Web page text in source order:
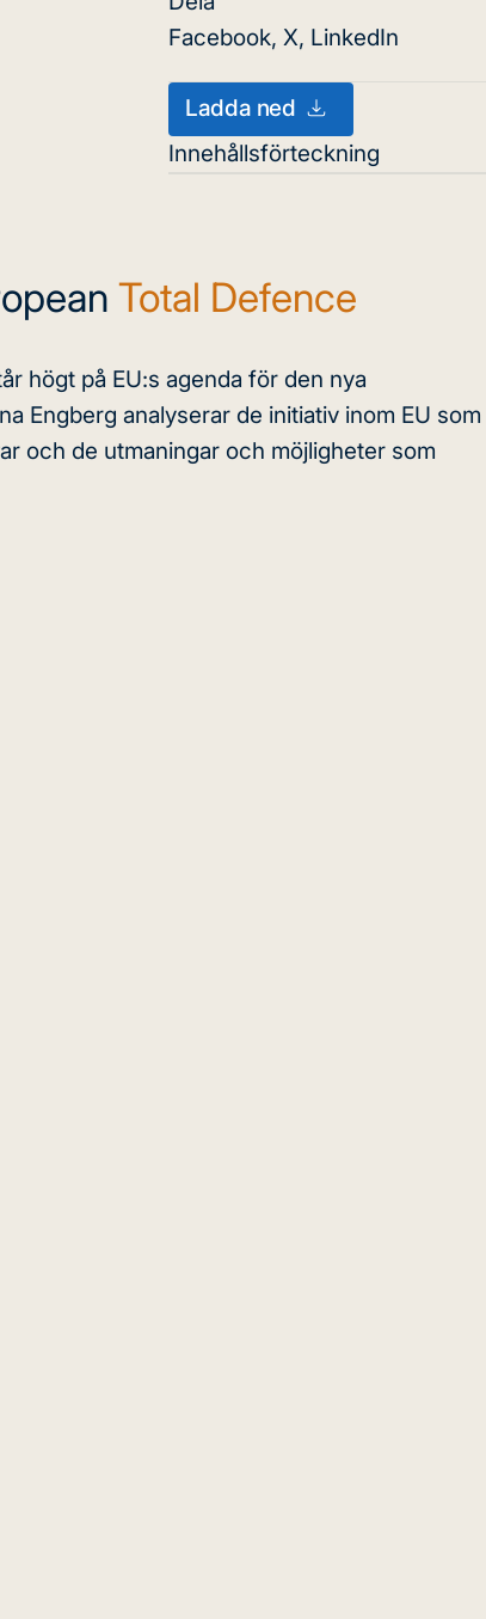
Facebook, X, LinkedIn
Ladda ned
Innehållsförteckning
Total Defence
högt på EU:s agenda för den nya
Engberg analyserar de initiativ inom EU som
och de utmaningar och möjligheter som